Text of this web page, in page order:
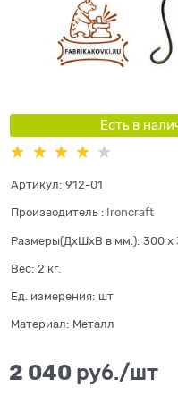
Есть в
Артикул: 912-01
Производитель : Ironcraft
Размеры(ДхШхВ в мм.): 300 x
Вес: 2 кг.
Ед. измерения: шт
Материал: Металл
2 040 руб./шт